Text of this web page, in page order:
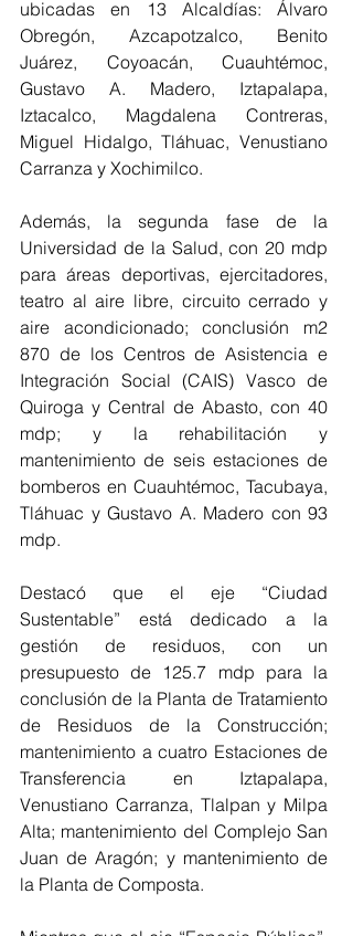
ubicadas en 13 Alcaldías: Álvaro
Obregón, Azcapotzalco, Benito
Juárez, Coyoacán, Cuauhtémoc,
Gustavo A. Madero, Iztapalapa,
Iztacalco, Magdalena Contreras,
Miguel Hidalgo, Tláhuac, Venustiano
Carranza y Xochimilco.
Además, la segunda fase de la
Universidad de la Salud, con 20 mdp
para áreas deportivas, ejercitadores,
teatro al aire libre, circuito cerrado y
aire acondicionado; conclusión m2
870 de los Centros de Asistencia e
Integración Social (CAIS) Vasco de
Quiroga y Central de Abasto, con 40
mdp; y la rehabilitación y
mantenimiento de seis estaciones de
bomberos en Cuauhtémoc, Tacubaya,
Tláhuac y Gustavo A. Madero con 93
mdp.
Destacó que el eje “Ciudad
Sustentable” está dedicado a la
gestión de residuos, con un
presupuesto de 125.7 mdp para la
conclusión de la Planta de Tratamiento
de Residuos de la Construcción;
mantenimiento a cuatro Estaciones de
Transferencia en Iztapalapa,
Venustiano Carranza, Tlalpan y Milpa
Alta; mantenimiento del Complejo San
Juan de Aragón; y mantenimiento de
la Planta de Composta.